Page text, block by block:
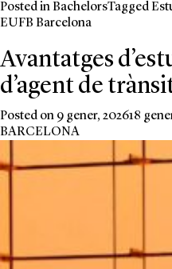
Posted inBachelorsTagged
EUFB Barcelona
Avantatges
d’agent de
Posted on 9 gener, 202618
BARCELONA